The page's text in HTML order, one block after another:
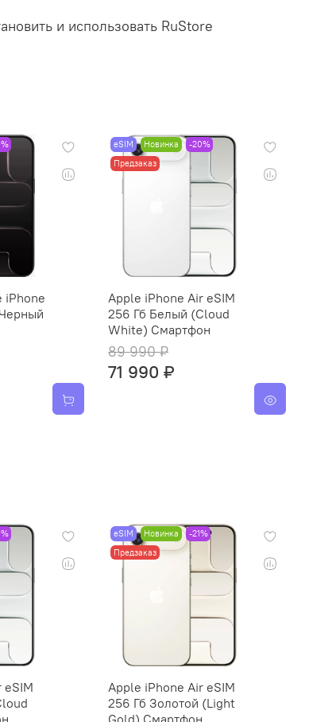
и использовать RuStore
iPhone
eSIM Новинка
-20%
Предзаказ
Apple iPhone Air eSIM
256 Гб Белый (Cloud
White) Смартфон
89 990 ₽
71 990 ₽
eSIM
eSIM Новинка
-21%
Предзаказ
Apple iPhone Air eSIM
256 Гб Золотой (Light
Gold) Смартфон